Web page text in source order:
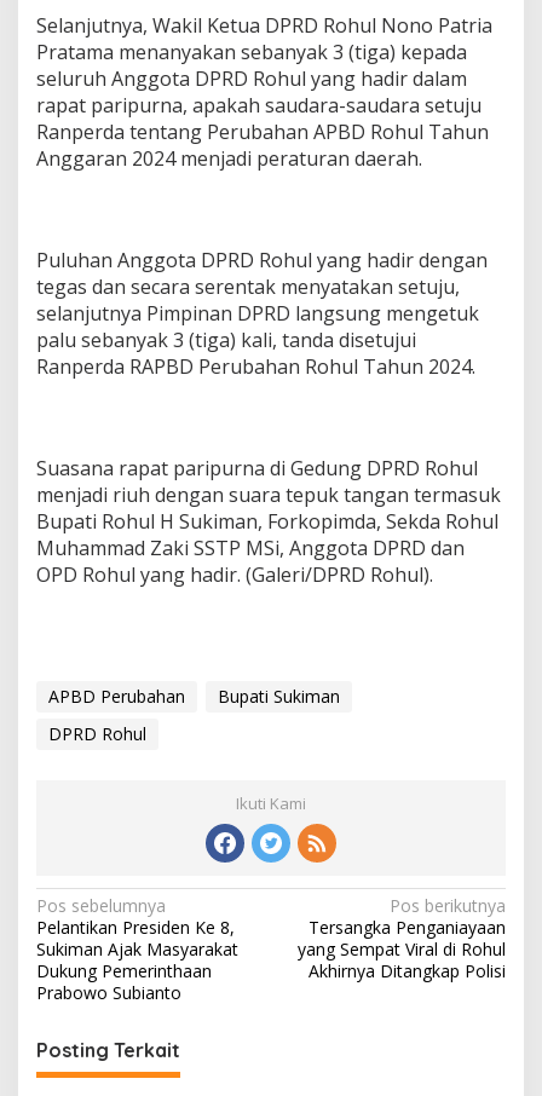
Selanjutnya, Wakil Ketua DPRD Rohul Nono Patria
Pratama menanyakan sebanyak 3 (tiga) kepada
seluruh Anggota DPRD Rohul yang hadir dalam
rapat paripurna, apakah saudara-saudara setuju
Ranperda tentang Perubahan APBD Rohul Tahun
Anggaran 2024 menjadi peraturan daerah.
Puluhan Anggota DPRD Rohul yang hadir dengan
tegas dan secara serentak menyatakan setuju,
selanjutnya Pimpinan DPRD langsung mengetuk
palu sebanyak 3 (tiga) kali, tanda disetujui
Ranperda RAPBD Perubahan Rohul Tahun 2024.
Suasana rapat paripurna di Gedung DPRD Rohul
menjadi riuh dengan suara tepuk tangan termasuk
Bupati Rohul H Sukiman, Forkopimda, Sekda Rohul
Muhammad Zaki SSTP MSi, Anggota DPRD dan
OPD Rohul yang hadir. (Galeri/DPRD Rohul).
APBD Perubahan
Bupati Sukiman
DPRD Rohul
Ikuti Kami
Navigasi
pos
Pos sebelumnya
Pelantikan Presiden Ke 8,
Sukiman Ajak Masyarakat
Dukung Pemerinthaan
Prabowo Subianto
Pos berikutnya
Tersangka Penganiayaan
yang Sempat Viral di Rohul
Akhirnya Ditangkap Polisi
Posting Terkait